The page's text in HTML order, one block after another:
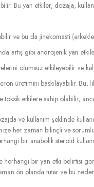
Bu yan etkiler, dozaja,
ve bu da jinekomasti
artış gibi androjenik yan
olumsuz etkileyebilir ve
üretimini baskılayabilir. Bu,
toksik etkilere sahip olabilir,
ve kullanım şeklinde
her zaman bilinçli ve
bir anabolik steroid
herhangi bir yan etki belirtisi
ön planda tutar ve bu